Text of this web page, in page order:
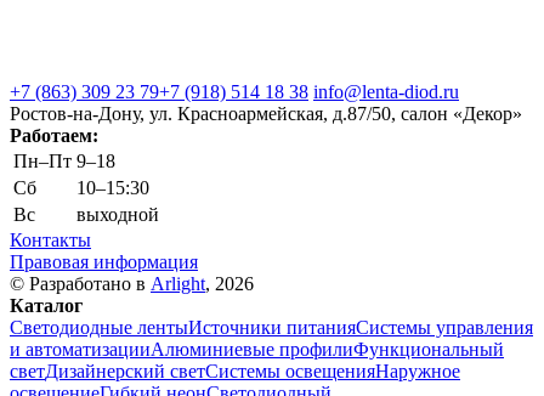
+7 (863) 309 23 79+7 (918) 514 18 38 info@lenta-diod.ru
Ростов-на-Дону, ул. Красноармейская, д.87/50, салон «Декор»
Работаем:
Пн–Пт 9–18
Сб
10–15:30
Вс
выходной
Контакты
Правовая информация
© Разработано в Arlight, 2026
Каталог
Светодиодные лентыИсточники питанияСистемы управления
и автоматизацииАлюминиевые профилиФункциональный
светДизайнерский светСистемы освещенияНаружное